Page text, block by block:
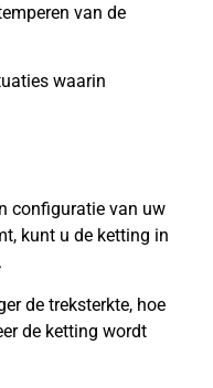
van de
waarin
configuratie van uw
kunt u de ketting in
de treksterkte, hoe
de ketting wordt